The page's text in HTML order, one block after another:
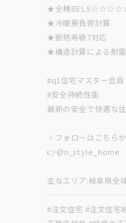
★全棟
★冷暖房負荷計算
★断熱等級7対応
★構造計算による耐
#q1住宅マスター会員
#安全持続性能
最新の安全で快適な
▫︎フォローはこちら
👉@n_style_home
主なエリア:岐阜県全
#注文住宅 #注文住宅